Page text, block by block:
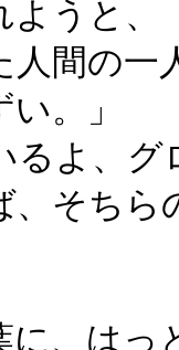
うと、
間の一
。」
るよ、
、そち
に、は